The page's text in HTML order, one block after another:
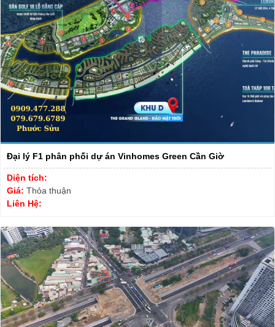
Đại lý F1 phân phối dự án Vinhomes Green Cần Giờ
Diện tích:
Giá: Thỏa thuận
Liên Hệ: